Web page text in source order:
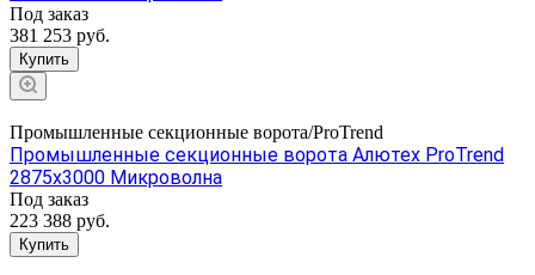
Под заказ
381 253 руб.
Купить
Промышленные секционные ворота/ProTrend
Промышленные секционные ворота Алютех ProTrend
2875x3000 Микроволна
Под заказ
223 388 руб.
Купить